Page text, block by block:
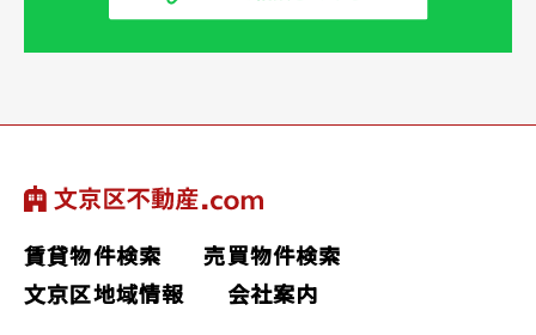
賃貸物件検索
売買物件検索
文京区地域情報
会社案内